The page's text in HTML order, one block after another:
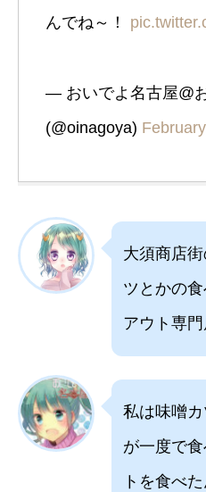
んでね～！
— おいでよ名古屋@
(@oinagoya)
大須商店
ツとかの
アウト専門
私は味噌
が一度で
トを食べ